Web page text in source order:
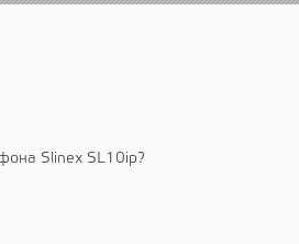
Slinex SL10ip?